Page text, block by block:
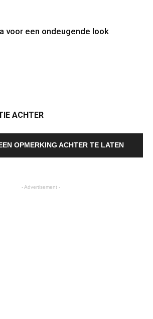
voor een ondeugende look
ACHTER
OPMERKING ACHTER TE LATEN
- Advertisement -